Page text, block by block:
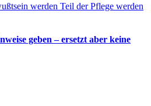
geben – ersetzt aber keine